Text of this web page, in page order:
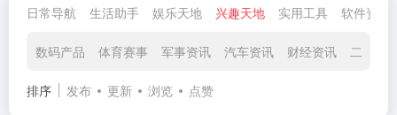
日常导航 生活助手 娱乐天地 兴趣天地 实用工具 软件资源
数码产品 体育赛事 军事资讯 汽车资讯 财经资讯 二次元
排序 发布 更新 浏览 点赞